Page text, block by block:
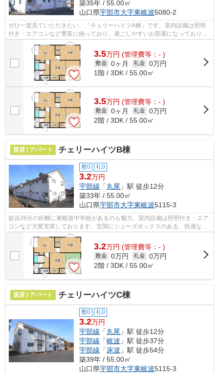
築35年 / 55.00㎡
山口県宇部市大字東岐波5080-2
ぜひ一度見ていただきたい、「チェリーハイツA棟」です。室内設備は照明
付き・エアコンなど豊富に揃っており、過ごしやすいお部屋になっておりま
す。新婚さんにぜひご検討いただきたい...
3.5万円 (管理費等：- )
敷金 0ヶ月 礼金 0万円
1階 / 3DK / 55.00㎡
3.5万円 (管理費等：- )
敷金 0ヶ月 礼金 0万円
2階 / 3DK / 55.00㎡
賃貸 | アパート チェリーハイツB棟
敷0 礼0
3.2万円
宇部線 「丸尾 」駅 徒歩12分
築33年 / 55.00㎡
山口県宇部市大字東岐波5115-3
徒歩26分の距離に東岐波中学校があるのも魅力。室内設備は照明付き・エア
コンなど大変充実しております。玄関にシューズボックスのある、快適なア
パートとなっています。宇部市での住...
3.2万円 (管理費等：- )
敷金 0万円 礼金 0万円
2階 / 3DK / 55.00㎡
賃貸 | アパート チェリーハイツC棟
敷0 礼0
3.2万円
宇部線 「丸尾 」駅 徒歩12分
宇部線 「岐波 」駅 徒歩37分
宇部線 「 床波 」駅 徒歩54分
築39年 / 55.00㎡
山口県宇部市大字東岐波5115-3